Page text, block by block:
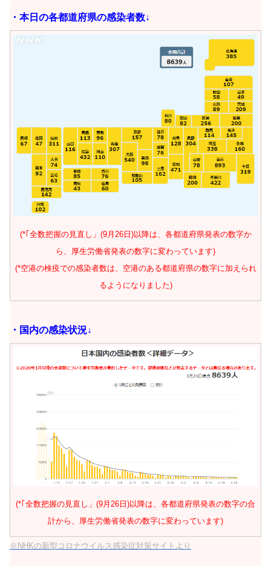
・本日の各都道府県の感染者数↓
(*｢全数把握の見直し」(9月26日)以降は、各都道府県発表の数字か
ら、厚生労働省発表の数字に変わっています)
(*空港の検疫での感染者数は、空港のある都道府県の数字に加えられ
るようになりました)
・ 国内の感染状況↓
(*｢全数把握の見直し」(9月26日)以降は、各都道府県発表の数字の合
計から、厚生労働省発表の数字に変わっています)
※NHKの新型コロナウイルス感染症対策サイトより